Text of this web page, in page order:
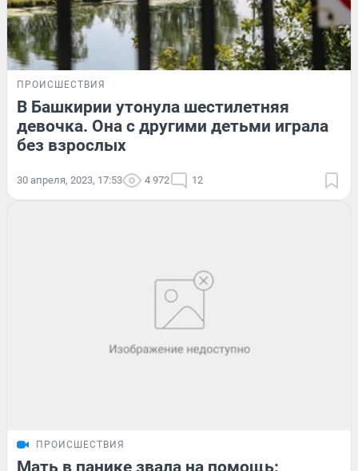
ПРОИСШЕСТВИЯ
В Башкирии утонула шестилетняя
девочка. Она с другими детьми играла
без взрослых
30 апреля, 2023, 17:53 4 972 12
ПРОИСШЕСТВИЯ
Мать в панике звала на помощь: